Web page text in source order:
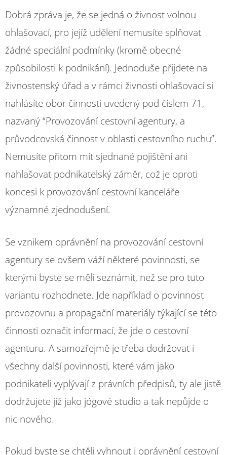
Dobrá zpráva je, že se jedná o živnost volnou
ohlašovací, pro jejíž udělení nemusíte splňovat
žádné speciální podmínky (kromě obecné
způsobilosti k podnikání). Jednoduše přijdete na
živnostenský úřad a v rámci živnosti ohlašovací si
nahlásíte obor činnosti uvedený pod číslem 71,
nazvaný “Provozování cestovní agentury, a
průvodcovská činnost v oblasti cestovního ruchu”.
Nemusíte přitom mít sjednané pojištění ani
nahlašovat podnikatelský záměr, což je oproti
koncesi k provozování cestovní kanceláře
významné zjednodušení.
Se vznikem oprávnění na provozování cestovní
agentury se ovšem váží některé povinnosti, se
kterými byste se měli seznámit, než se pro tuto
variantu rozhodnete. Jde například o povinnost
provozovnu a propagační materiály týkající se této
činnosti označit informací, že jde o cestovní
agenturu. A samozřejmě je třeba dodržovat i
všechny další povinnosti, které vám jako
podnikateli vyplývají z právních předpisů, ty ale jistě
dodržujete již jako jógové studio a tak nepůjde o
nic nového.
Pokud byste se chtěli vyhnout i oprávnění cestovní